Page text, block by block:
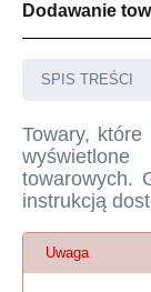
Dodawanie
SPIS TREŚCI
Towary,
towarowych.
instrukcją
Uwaga